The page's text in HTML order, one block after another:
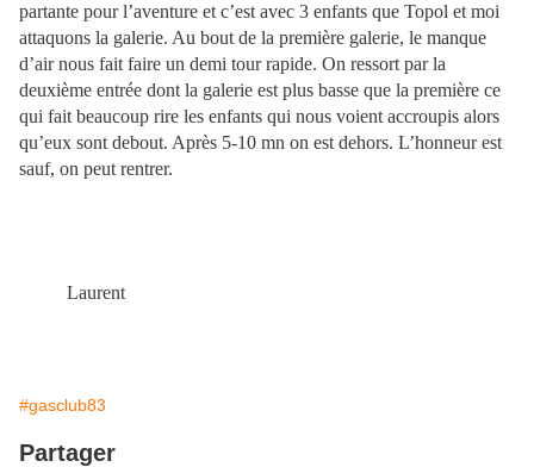
partante pour l’aventure et c’est avec 3 enfants que Topol et moi
attaquons la galerie. Au bout de la première galerie, le manque
d’air nous fait faire un demi tour rapide. On ressort par la
deuxième entrée dont la galerie est plus basse que la première ce
qui fait beaucoup rire les enfants qui nous voient accroupis alors
qu’eux sont debout. Après 5-10 mn on est dehors. L’honneur est
sauf, on peut rentrer.
Laurent
#gasclub83
Partager